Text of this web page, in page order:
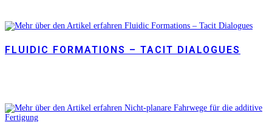
FLUIDIC FORMATIONS – TACIT DIALOGUES